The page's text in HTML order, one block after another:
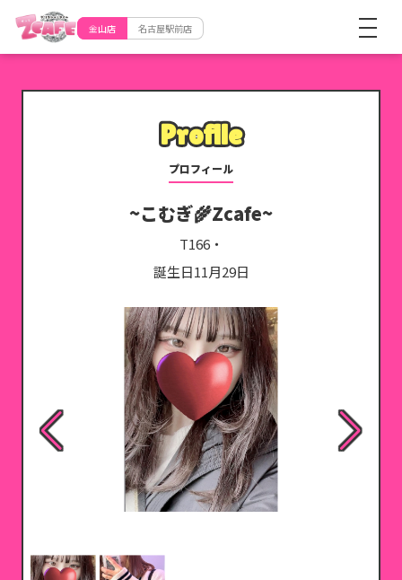
金山店 名古屋駅前店
Profile
Profile
プロフィール
‪‪こむぎ‪‪🌾Zcafe
T166・
誕生日11月29日